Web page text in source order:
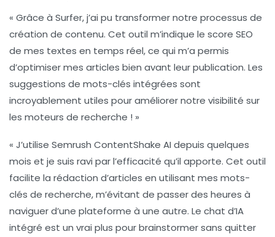
« Grâce à Surfer, j’ai pu transformer notre processus de
création de contenu. Cet outil m’indique le score SEO
de mes textes en temps réel, ce qui m’a permis
d’optimiser mes articles bien avant leur publication. Les
suggestions de mots-clés intégrées sont
incroyablement utiles pour améliorer notre visibilité sur
les moteurs de recherche ! »
« J’utilise Semrush ContentShake AI depuis quelques
mois et je suis ravi par l’efficacité qu’il apporte. Cet outil
facilite la rédaction d’articles en utilisant mes mots-
clés de recherche, m’évitant de passer des heures à
naviguer d’une plateforme à une autre. Le chat d’IA
intégré est un vrai plus pour brainstormer sans quitter